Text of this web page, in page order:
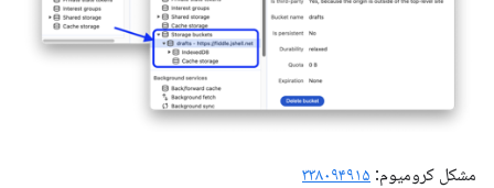
مشکل کرومیوم: ۳۳۸۰۹۴۹۱۵